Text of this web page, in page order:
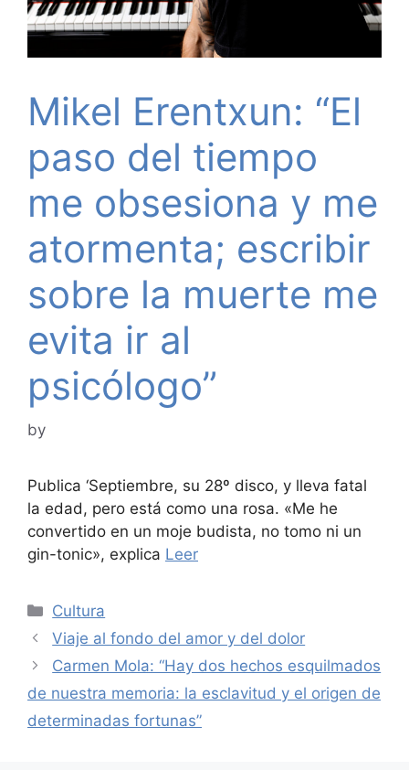
Mikel Erentxun: “El
paso del tiempo
me obsesiona y me
atormenta; escribir
sobre la muerte me
evita ir al
psicólogo”
by
Publica ‘Septiembre, su 28º disco, y lleva fatal
la edad, pero está como una rosa. «Me he
convertido en un moje budista, no tomo ni un
gin-tonic», explica Leer
Categories
Cultura
Viaje al fondo del amor y del dolor
Carmen Mola: “Hay dos hechos esquilmados
de nuestra memoria: la esclavitud y el origen de
determinadas fortunas”